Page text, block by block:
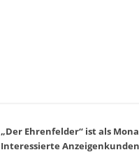
„Der Ehrenfelder“ ist als
Interessierte